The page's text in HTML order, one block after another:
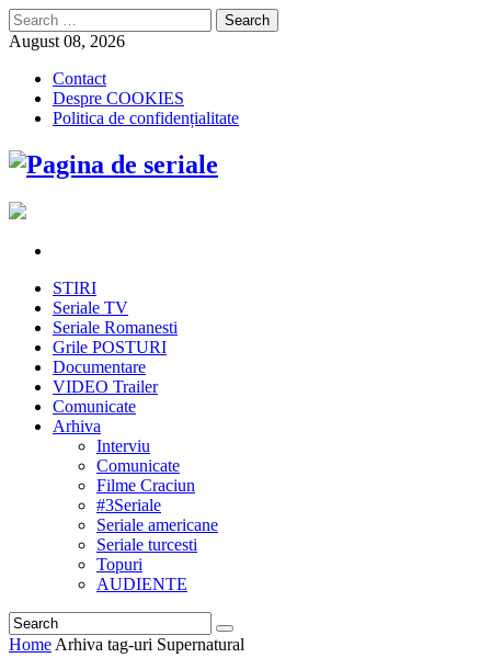
Search
for:
August 08, 2026
Contact
Despre COOKIES
Politica de confidențialitate
STIRI
Seriale TV
Seriale Romanesti
Grile POSTURI
Documentare
VIDEO Trailer
Comunicate
Arhiva
Interviu
Comunicate
Filme Craciun
#3Seriale
Seriale americane
Seriale turcesti
Topuri
AUDIENTE
Home Arhiva tag-uri Supernatural